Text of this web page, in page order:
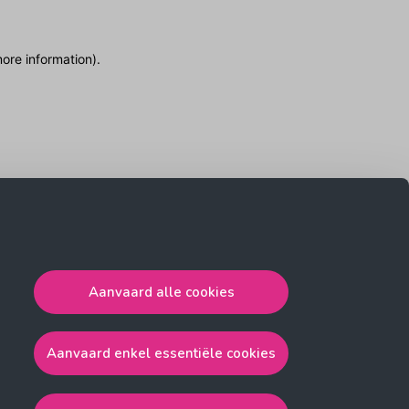
Aanvaard alle cookies
Aanvaard enkel essentiële cookies
information).